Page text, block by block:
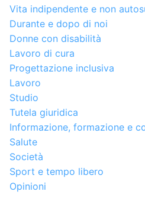
Vita indipendente e non
Durante e dopo di noi
Donne con disabilità
Lavoro di cura
Progettazione inclusiva
Lavoro
Studio
Tutela giuridica
Informazione, formazione e
Salute
Società
Sport e tempo libero
Opinioni